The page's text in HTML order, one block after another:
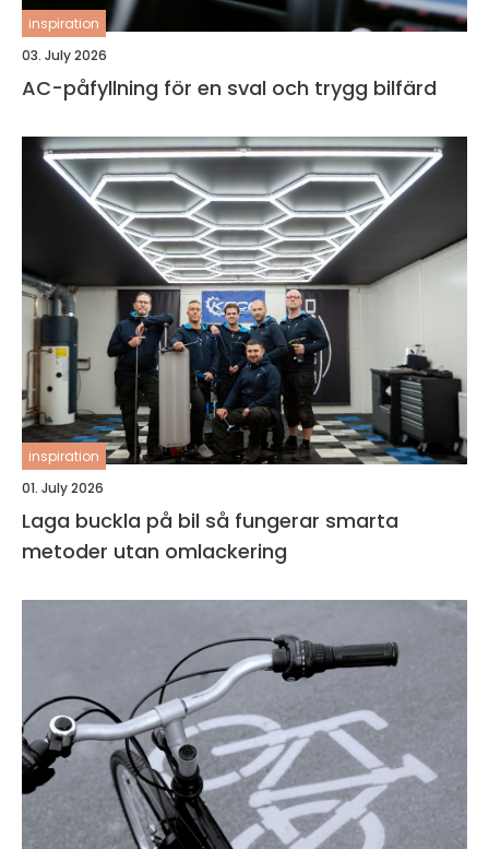
inspiration
03. July 2026
AC-påfyllning för en sval och trygg bilfärd
inspiration
01. July 2026
Laga buckla på bil så fungerar smarta
metoder utan omlackering